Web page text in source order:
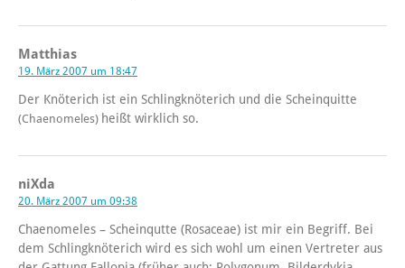
Matthias
19. März 2007 um 18:47
Der Knöterich ist ein Schlingknöterich und die Scheinquitte
(Chaenomeles) heißt wirklich so.
niXda
20. März 2007 um 09:38
Chaenomeles – Scheinqutte (Rosaceae) ist mir ein Begriff. Bei
dem Schlingknöterich wird es sich wohl um einen Vertreter aus